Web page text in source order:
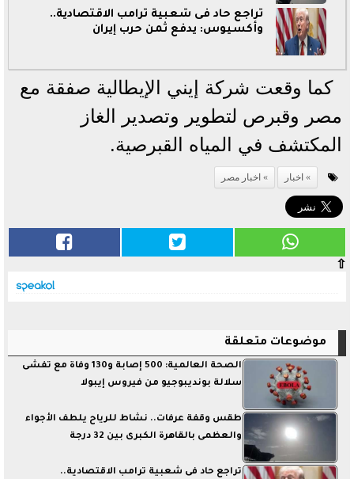
تراجع حاد فى شعبية ترامب الاقتصادية..
وأكسيوس: يدفع ثمن حرب إيران
كما وقعت شركة إيني الإيطالية صفقة مع
مصر وقبرص لتطوير وتصدير الغاز
المكتشف في المياه القبرصية.
اخبار اخبار مصر
⇧
موضوعات متعلقة
الصحة العالمية: 500 إصابة و130 وفاة مع تفشى
سلالة بونديبوجيو من فيروس إيبولا
طقس وقفة عرفات.. نشاط للرياح يلطف الأجواء
والعظمى بالقاهرة الكبرى بين 32 درجة
تراجع حاد فى شعبية ترامب الاقتصادية..